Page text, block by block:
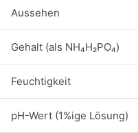
Aussehen
Gehalt (als NH₄H₂PO₄)
Feuchtigkeit
pH-Wert (1%ige Lösung)